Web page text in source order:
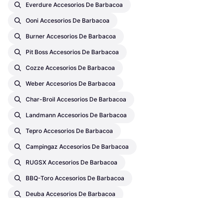
Everdure Accesorios De Barbacoa
Ooni Accesorios De Barbacoa
Burner Accesorios De Barbacoa
Pit Boss Accesorios De Barbacoa
Cozze Accesorios De Barbacoa
Weber Accesorios De Barbacoa
Char-Broil Accesorios De Barbacoa
Landmann Accesorios De Barbacoa
Tepro Accesorios De Barbacoa
Campingaz Accesorios De Barbacoa
RUGSX Accesorios De Barbacoa
BBQ-Toro Accesorios De Barbacoa
Deuba Accesorios De Barbacoa